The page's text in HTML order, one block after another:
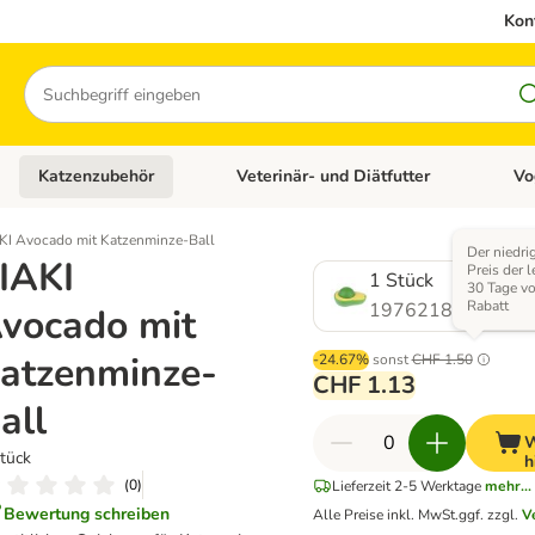
Suchen
Hundezubehör
Kategorie-Menü öffnen: Katzenfutter
Katzenzubehör Kategorie-Menü öffnen: Katzenzubehör
Veterinär- und Diätfutter
Avocado mit Katzenminze-Ball
mit
(0)
Bewertung schreiben
1 Stück
1976218.0
-24.67% sonstCHF 1.50
Der
Preis der
30 Tage
Rabatt
CHF 1.13
Lieferzeit 2-5 Werktage mehr...
Alle Preise inkl. MwSt.ggf. zzgl.